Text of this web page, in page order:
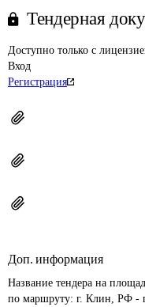
Тендерная
Доступно только с
Вход
Регистрация
Доп. информация
Название тендера на
по маршруту: г. Клин, РФ -